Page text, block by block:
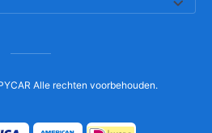
Alle rechten voorbehouden.